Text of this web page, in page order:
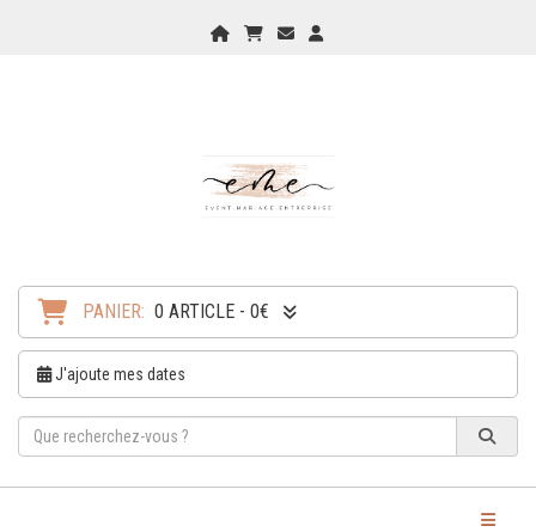
Home Mon Panier
Checkout
PANIER: 0 ARTICLE - 0€
J'ajoute mes dates
Toggle